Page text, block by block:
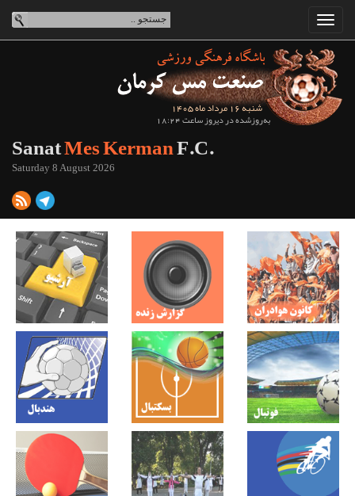
شنبه 16 مرداد ماه 1405
به‌روزشده در دیروز ساعت 18:24
SanatMes KermanF.C.
Saturday 8 August 2026